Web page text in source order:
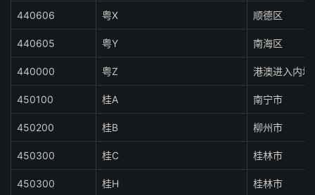
440606 粤X 顺德区
440605 粤Y 南海区
440000 粤Z 港澳进入内地
450100 桂A 南宁市
450200 桂B 柳州市
450300 桂C 桂林市
450300 桂H 桂林市